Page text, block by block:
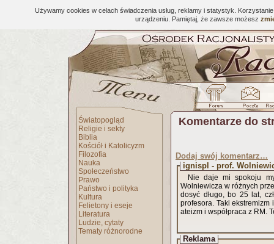
Używamy cookies w celach świadczenia usług, reklamy i statystyk.
urządzeniu. Pamiętaj, że zawsze możesz
Światopogląd
Religie i sekty
Biblia
Kościół i Katolicyzm
Filozofia
Nauka
Społeczeństwo
Prawo
Państwo i polityka
Kultura
Felietony i eseje
Literatura
Ludzie, cytaty
Tematy różnorodne
Komentarze do
Dodaj swój komentarz…
ignispl - prof.
Nie daje mi spokoju
Wolniewicza w różnych
dosyć długo, bo 25 lat,
profesora. Taki
ateizm i współpraca z RM.
Reklama